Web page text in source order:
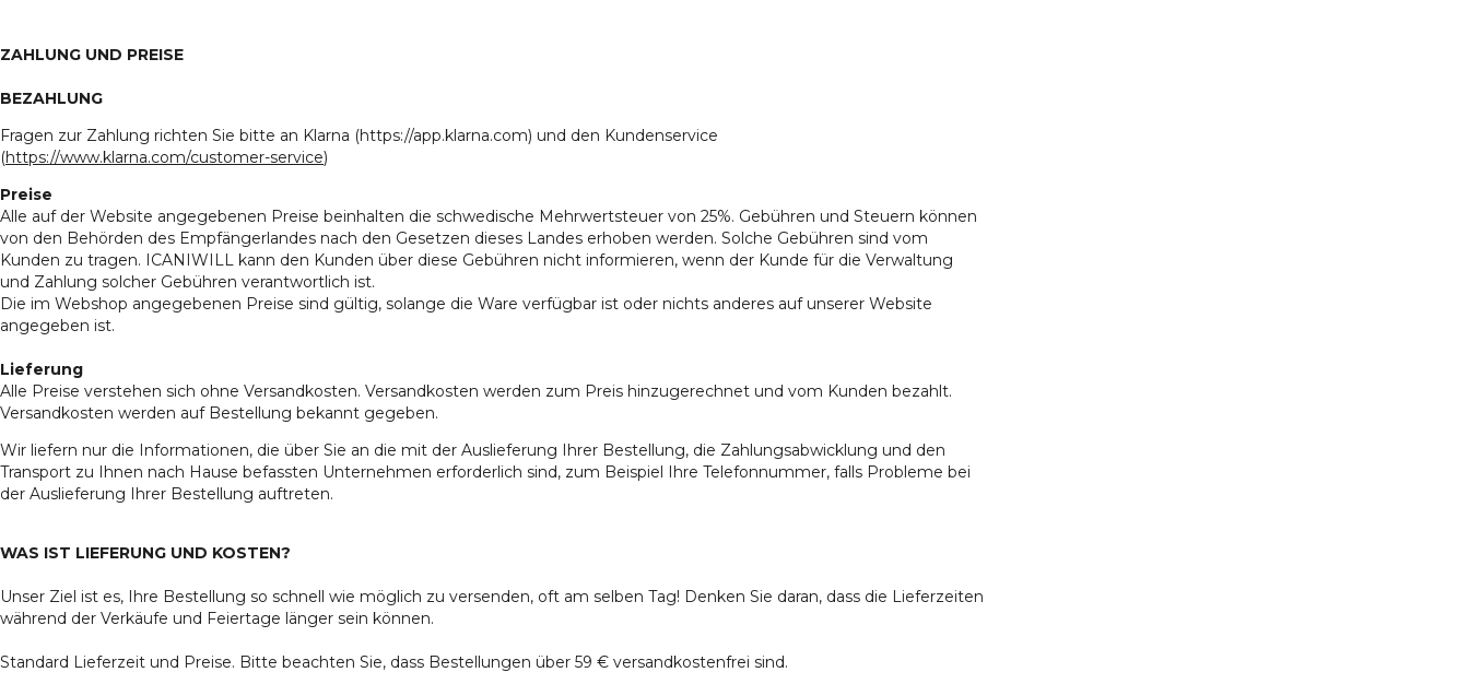
ZAHLUNG UND PREISE
BEZAHLUNG
Fragen zur Zahlung richten Sie bitte an Klarna (https://app.klarna.com) und den Kundenservice
(https://www.klarna.com/customer-service)
Preise
Alle auf der Website angegebenen Preise beinhalten die schwedische Mehrwertsteuer von 25%. Gebühren und Steuern können
von den Behörden des Empfängerlandes nach den Gesetzen dieses Landes erhoben werden. Solche Gebühren sind vom
Kunden zu tragen. ICANIWILL kann den Kunden über diese Gebühren nicht informieren, wenn der Kunde für die Verwaltung
und Zahlung solcher Gebühren verantwortlich ist.
Die im Webshop angegebenen Preise sind gültig, solange die Ware verfügbar ist oder nichts anderes auf unserer Website
angegeben ist.
Lieferung
Alle Preise verstehen sich ohne Versandkosten. Versandkosten werden zum Preis hinzugerechnet und vom Kunden bezahlt.
Versandkosten werden auf Bestellung bekannt gegeben.
Wir liefern nur die Informationen, die über Sie an die mit der Auslieferung Ihrer Bestellung, die Zahlungsabwicklung und den
Transport zu Ihnen nach Hause befassten Unternehmen erforderlich sind, zum Beispiel Ihre Telefonnummer, falls Probleme bei
der Auslieferung Ihrer Bestellung auftreten.
WAS IST LIEFERUNG UND KOSTEN?
Unser Ziel ist es, Ihre Bestellung so schnell wie möglich zu versenden, oft am selben Tag! Denken Sie daran, dass die Lieferzeiten
während der Verkäufe und Feiertage länger sein können.
Standard Lieferzeit und Preise. Bitte beachten Sie, dass Bestellungen über 59 € versandkostenfrei sind.